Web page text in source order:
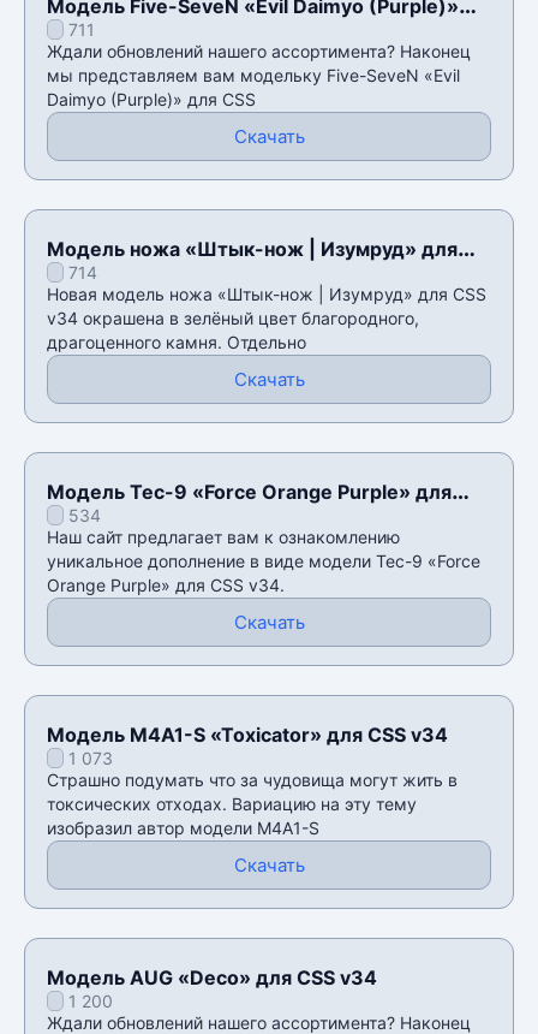
Модель Five-SeveN «Evil Daimyo (Purple)»
для CSS v34
711
Ждали обновлений нашего ассортимента? Наконец
мы представляем вам модельку Five-SeveN «Evil
Daimyo (Purple)» для CSS
Скачать
Модель ножа «Штык-нож | Изумруд» для
CSS v34
714
Новая модель ножа «Штык-нож | Изумруд» для CSS
v34 окрашена в зелёный цвет благородного,
драгоценного камня. Отдельно
Скачать
Модель Tec-9 «Force Orange Purple» для
CSS v34
534
Наш сайт предлагает вам к ознакомлению
уникальное дополнение в виде модели Tec-9 «Force
Orange Purple» для CSS v34.
Скачать
Модель M4A1-S «Toxicator» для CSS v34
1 073
Страшно подумать что за чудовища могут жить в
токсических отходах. Вариацию на эту тему
изобразил автор модели M4A1-S
Скачать
Модель AUG «Deco» для CSS v34
1 200
Ждали обновлений нашего ассортимента? Наконец